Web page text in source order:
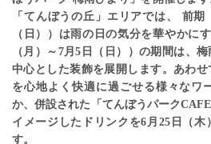
「てんぼうの丘」エリアでは、
前期
（日））は雨の日の気分を華やかに
（月）～ 7月5 日（日））の期間は、
中心とした装飾を展開します。あわ
を心地よく快適に過ごせる様々なワ
か、併設された「てんぼうパークCAFE
イメージしたドリンクを6 月 25日（木
す。